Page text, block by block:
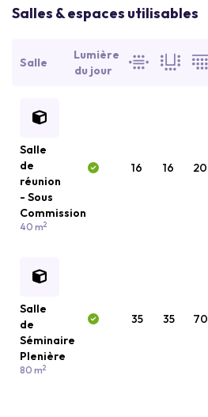
Salles & espaces utilisables
Salle
Lumière
du jour
Salle
de
réunion
- Sous
Commission
40 m2
16 16 20
Salle
de
Séminaire
Plenière
80 m2
35 35 70